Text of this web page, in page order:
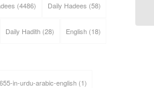
(4486) Daily Hadees (58)
Daily Hadith(28) English(18)
in-urdu-arabic-english(1)